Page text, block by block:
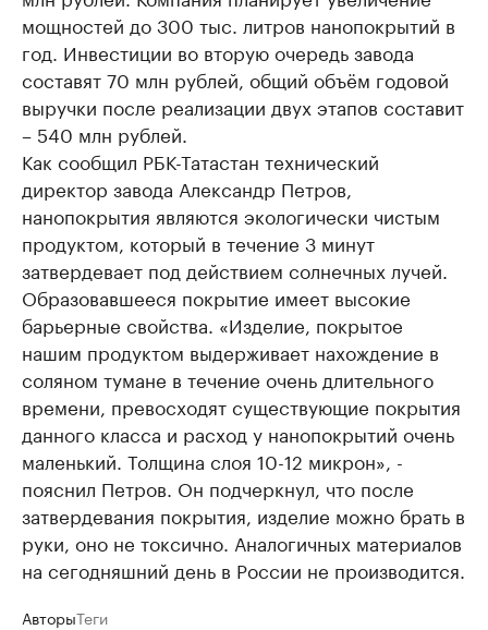
мощностей до 300 тыс. литров нанопокрытий в
год. Инвестиции во вторую очередь завода
составят 70 млн рублей, общий объём годовой
выручки после реализации двух этапов составит
– 540 млн рублей.
Как сообщил РБК-Татастан технический
директор завода Александр Петров,
нанопокрытия являются экологически чистым
продуктом, который в течение 3 минут
затвердевает под действием солнечных лучей.
Образовавшееся покрытие имеет высокие
барьерные свойства. «Изделие, покрытое
нашим продуктом выдерживает нахождение в
соляном тумане в течение очень длительного
времени, превосходят существующие покрытия
данного класса и расход у нанопокрытий очень
маленький. Толщина слоя 10-12 микрон», -
пояснил Петров. Он подчеркнул, что после
затвердевания покрытия, изделие можно брать в
руки, оно не токсично. Аналогичных материалов
на сегодняшний день в России не производится.
АвторыТеги